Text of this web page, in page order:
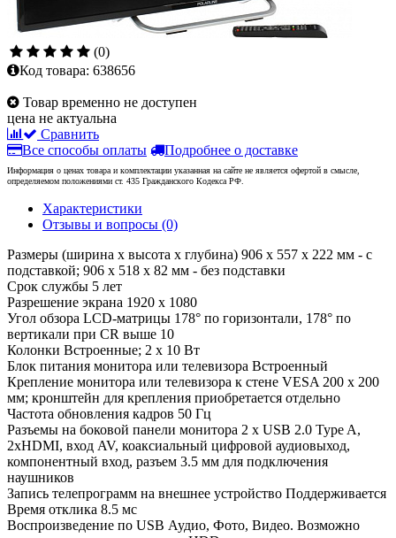
(0)
Код товара: 638656
Товар временно не доступен
цена не актуальна
Сравнить
Все способы оплаты
Подробнее о доставке
Информация о ценах товара и комплектации указанная на сайте не является офертой в смысле,
определяемом положениями ст. 435 Гражданского Кодекса РФ.
Характеристики
Отзывы и вопросы (0)
Размеры (ширина x высота x глубина) 906 x 557 x 222 мм - с
подставкой; 906 x 518 x 82 мм - без подставки
Срок службы 5 лет
Разрешение экрана 1920 x 1080
Угол обзора LCD-матрицы 178° по горизонтали, 178° по
вертикали при CR выше 10
Колонки Встроенные; 2 x 10 Вт
Блок питания монитора или телевизора Встроенный
Крепление монитора или телевизора к стене VESA 200 x 200
мм; кронштейн для крепления приобретается отдельно
Частота обновления кадров 50 Гц
Разъемы на боковой панели монитора 2 x USB 2.0 Type A,
2xHDMI, вход AV, коаксиальный цифровой аудиовыход,
компонентный вход, разъем 3.5 мм для подключения
наушников
Запись телепрограмм на внешнее устройство Поддерживается
Время отклика 8.5 мс
Воспроизведение по USB Аудио, Фото, Видео. Возможно